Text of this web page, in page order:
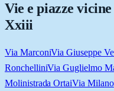
Vie e piazze vicine
Xxiii
Via MarconiVia Giuseppe
RonchelliniVia Guglielmo
Molinistrada OrtaiVia Milano